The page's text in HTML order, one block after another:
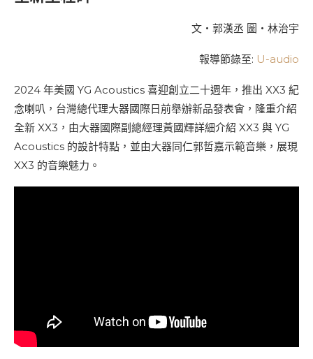
文‧郭漢丞 圖‧林治宇
報導節錄至: U-audio
2024 年美國 YG Acoustics 喜迎創立二十週年，推出 XX3 紀
念喇叭，台灣總代理大器國際日前舉辦新品發表會，隆重介紹
全新 XX3，由大器國際副總經理黃國輝詳細介紹 XX3 與 YG
Acoustics 的設計特點，並由大器同仁郭哲嘉示範音樂，展現
XX3 的音樂魅力。